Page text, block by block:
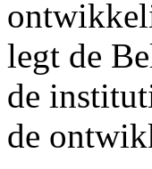
legt de
de
de